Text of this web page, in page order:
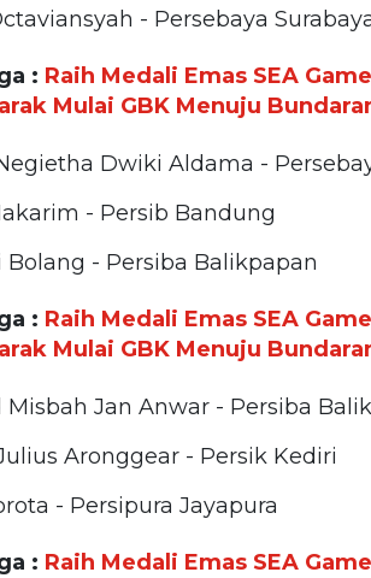
- Persebaya
: Raih Medali Emas SEA
Mulai GBK Menuju
Dwiki Aldama -
- Persib Bandung
Bolang - Persiba Balikpapan
: Raih Medali Emas SEA
Mulai GBK Menuju
Misbah Jan Anwar - Persiba
Aronggear - Persik Kediri
- Persipura Jayapura
: Raih Medali Emas SEA